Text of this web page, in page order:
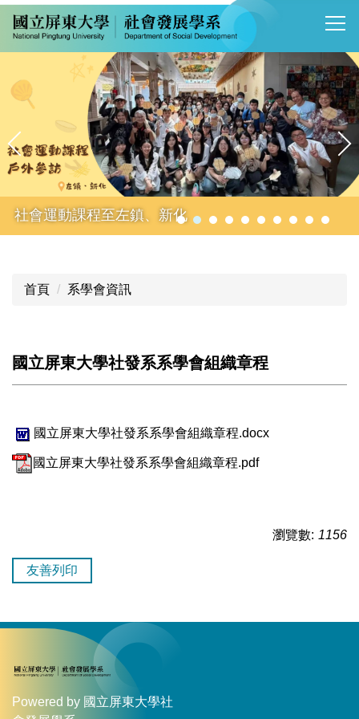
跳
到
主
內
社會運動課程至左鎮、新化
首頁 系學會資訊
國立屏東大學社發系系學會組織章程
國立屏東大學社發系系學會組織章程.docx
國立屏東大學社發系系學會組織章程.pdf
瀏覽數: 1156
友善列印
Powered by 國立屏東大學社